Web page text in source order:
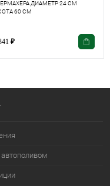
ДИАМЕТР 24 СМ
60 СМ
₽